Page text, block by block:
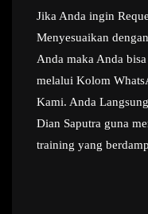
Jika Anda ingin
Menyesuaikan
Anda maka Anda
melalui Kolom
Kami. Anda
Dian Saputra guna
training yang